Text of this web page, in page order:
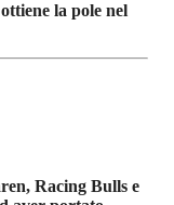
la pole nel
Racing Bulls e